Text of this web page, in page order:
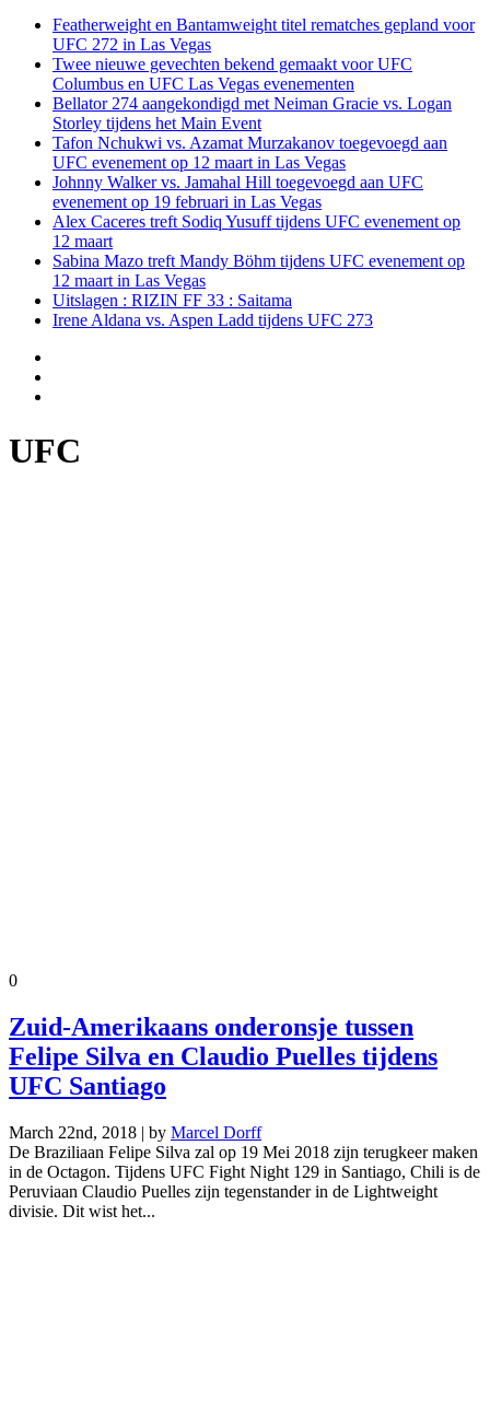
Featherweight en Bantamweight titel rematches gepland voor
UFC 272 in Las Vegas
Twee nieuwe gevechten bekend gemaakt voor UFC
Columbus en UFC Las Vegas evenementen
Bellator 274 aangekondigd met Neiman Gracie vs. Logan
Storley tijdens het Main Event
Tafon Nchukwi vs. Azamat Murzakanov toegevoegd aan
UFC evenement op 12 maart in Las Vegas
Johnny Walker vs. Jamahal Hill toegevoegd aan UFC
evenement op 19 februari in Las Vegas
Alex Caceres treft Sodiq Yusuff tijdens UFC evenement op
12 maart
Sabina Mazo treft Mandy Böhm tijdens UFC evenement op
12 maart in Las Vegas
Uitslagen : RIZIN FF 33 : Saitama
Irene Aldana vs. Aspen Ladd tijdens UFC 273
UFC
0
Zuid-Amerikaans onderonsje tussen
Felipe Silva en Claudio Puelles tijdens
UFC Santiago
March 22nd, 2018 | by Marcel Dorff
De Braziliaan Felipe Silva zal op 19 Mei 2018 zijn terugkeer maken
in de Octagon. Tijdens UFC Fight Night 129 in Santiago, Chili is de
Peruviaan Claudio Puelles zijn tegenstander in de Lightweight
divisie. Dit wist het...